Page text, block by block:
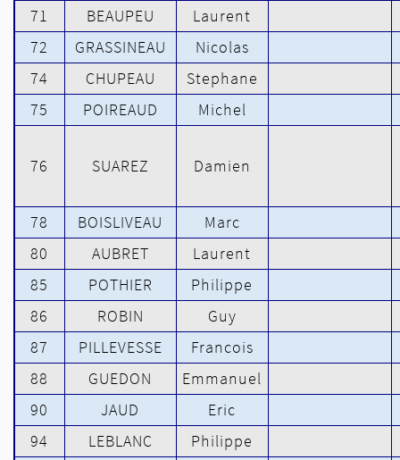
71 BEAUPEU
Laurent
72
GRASSINEAU
Nicolas
74
CHUPEAU
Stephane
75
POIREAUD Michel
76 SUAREZ Damien
78 BOISLIVEAU
Marc
80
AUBRET
Laurent
85
POTHIER
Philippe
86
ROBIN
Guy
87
PILLEVESSE
Francois
88
GUEDON
Emmanuel
90
JAUD
Eric
94
LEBLANC
Philippe